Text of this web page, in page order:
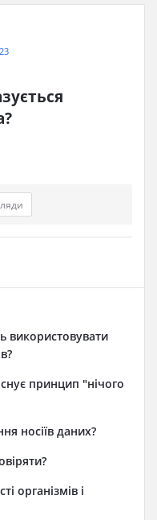
використовувати
принцип "нічого
носіїв даних?
організмів і